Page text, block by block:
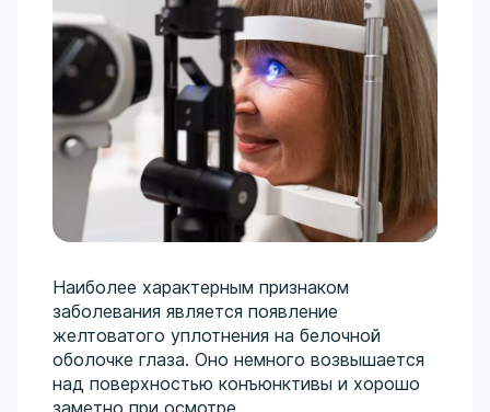
Наиболее характерным признаком
заболевания является появление
желтоватого уплотнения на белочной
оболочке глаза. Оно немного возвышается
над поверхностью конъюнктивы и хорошо